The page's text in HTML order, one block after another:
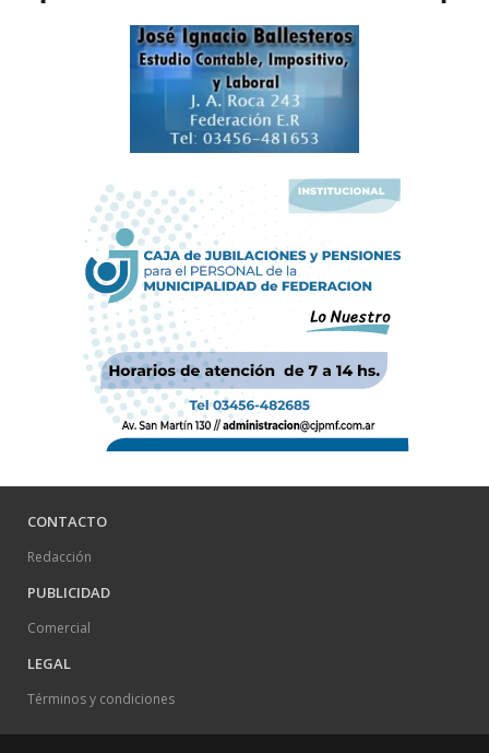
CONTACTO
Redacción
PUBLICIDAD
Comercial
LEGAL
Términos y condiciones